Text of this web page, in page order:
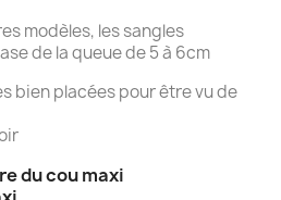
modèles, les sangles
de la queue de 5 à 6cm
bien placées pour être vu de
du cou maxi